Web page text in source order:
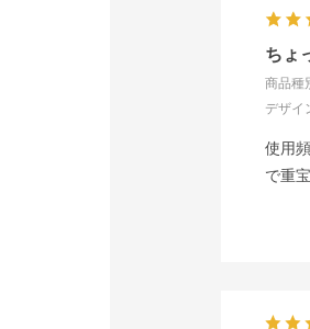
ちょ
商品種
デザイ
使用
で重